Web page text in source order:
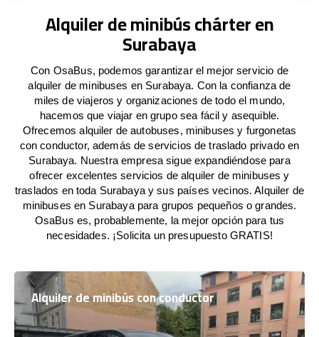
Alquiler de minibús chárter en
Surabaya
Con OsaBus, podemos garantizar el mejor servicio de
alquiler de minibuses en Surabaya. Con la confianza de
miles de viajeros y organizaciones de todo el mundo,
hacemos que viajar en grupo sea fácil y asequible.
Ofrecemos alquiler de autobuses, minibuses y furgonetas
con conductor, además de servicios de traslado privado en
Surabaya. Nuestra empresa sigue expandiéndose para
ofrecer excelentes servicios de alquiler de minibuses y
traslados en toda Surabaya y sus países vecinos. Alquiler de
minibuses en Surabaya para grupos pequeños o grandes.
OsaBus es, probablemente, la mejor opción para tus
necesidades. ¡Solicita un presupuesto GRATIS!
Alquiler de minibús con conductor